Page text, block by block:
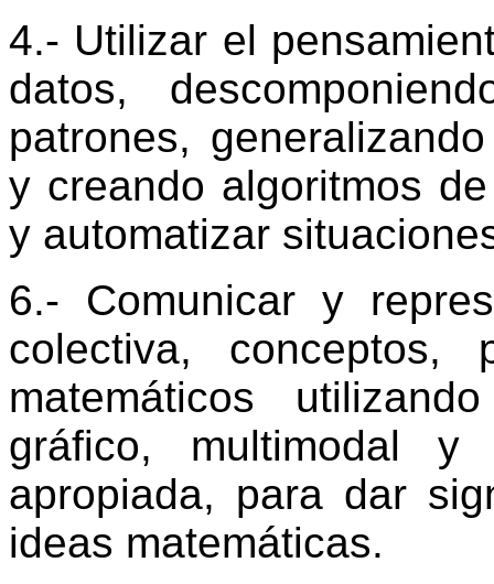
4.- Utilizar el
datos,
patrones,
y creando algoritmos
y automatizar
6.- Comunicar y
colectiva, conceptos,
matemáticos
gráfico, multimodal y
apropiada, para dar
ideas matemáticas.